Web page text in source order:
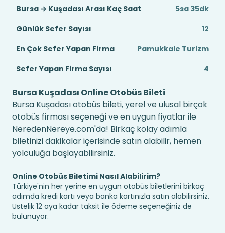
Bursa → Kuşadası Arası Kaç Saat
5sa 35dk
Günlük Sefer Sayısı
12
En Çok Sefer Yapan Firma
Pamukkale Turizm
Sefer Yapan Firma Sayısı
4
Bursa Kuşadası Online Otobüs Bileti
Bursa Kuşadası otobüs bileti, yerel ve ulusal birçok
otobüs firması seçeneği ve en uygun fiyatlar ile
NeredenNereye.com'da! Birkaç kolay adımla
biletinizi dakikalar içerisinde satın alabilir, hemen
yolculuğa başlayabilirsiniz.
Online Otobüs Biletimi Nasıl Alabilirim?
Türkiye'nin her yerine en uygun otobüs biletlerini birkaç
adımda kredi kartı veya banka kartınızla satın alabilirsiniz.
Üstelik 12 aya kadar taksit ile ödeme seçeneğiniz de
bulunuyor.